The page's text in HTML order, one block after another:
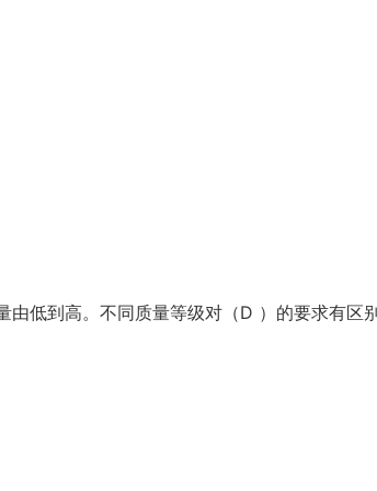
低到高。不同质量等级对（D ）的要求有区